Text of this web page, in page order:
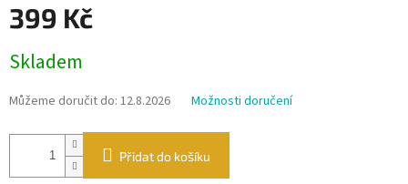
399 Kč
cena:
Skladem
Můžeme doručit do: 12.8.2026 Možnosti doručení
Přidat do košíku